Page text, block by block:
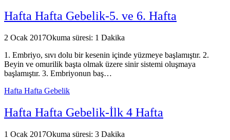
Hafta Hafta Gebelik-5. ve 6. Hafta
2 Ocak 2017Okuma süresi: 1 Dakika
1. Embriyo, sıvı dolu bir kesenin içinde yüzmeye başlamıştır. 2.
Beyin ve omurilik başta olmak üzere sinir sistemi oluşmaya
başlamıştır. 3. Embriyonun baş…
Hafta Hafta Gebelik
Hafta Hafta Gebelik-İlk 4 Hafta
1 Ocak 2017Okuma süresi: 3 Dakika